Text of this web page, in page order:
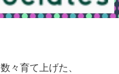
々育て上げた、